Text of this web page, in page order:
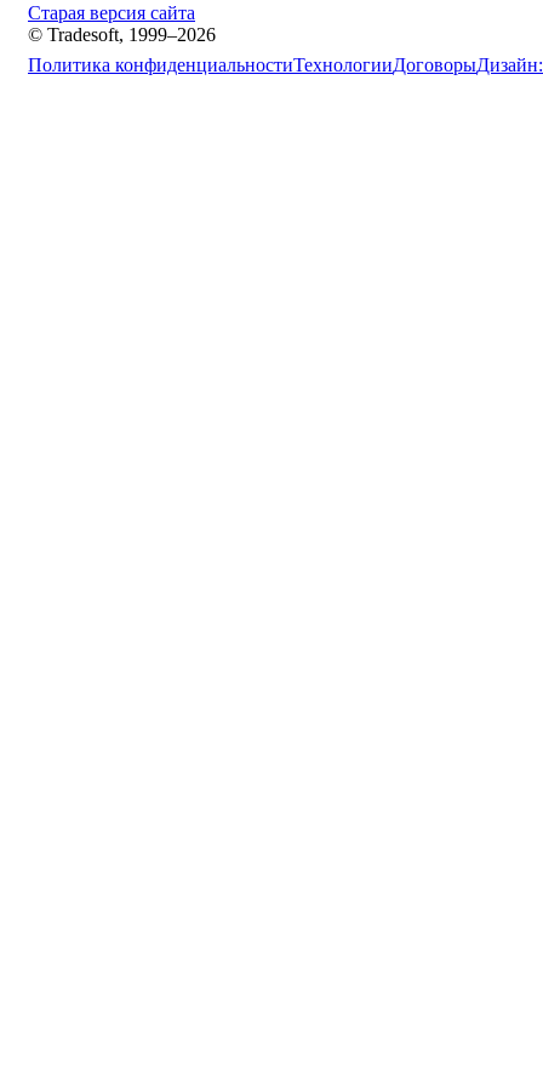
Старая версия сайта
© Tradesoft, 1999–2026
Политика конфиденциальностиТехнологииДоговорыДизайн: